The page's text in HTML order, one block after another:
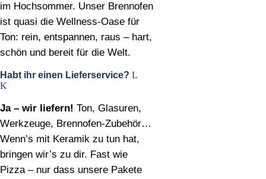
im Hochsommer. Unser Brennofen
ist quasi die Wellness‑Oase für
Ton: rein, entspannen, raus – hart,
schön und bereit für die Welt.
Habt ihr einen Lieferservice?
Ja – wir liefern! Ton, Glasuren,
Werkzeuge, Brennofen‑Zubehör…
Wenn’s mit Keramik zu tun hat,
bringen wir’s zu dir. Fast wie
Pizza – nur dass unsere Pakete